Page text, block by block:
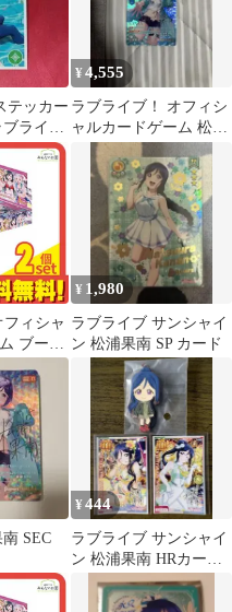
テッカー
ライブ
¥4,555
ラブライブ！ オフィシ
ャルカードゲーム 松浦
果南 SEC
ィシャ
ブース
ック入
まとめ
¥ 1,980
ラブライブ サンシャイ
ン 松浦果南 SP カード
SEC
¥444
ラブライブ サンシャイ
ン 松浦果南 HRカード
2枚ラバーストラップ
セット